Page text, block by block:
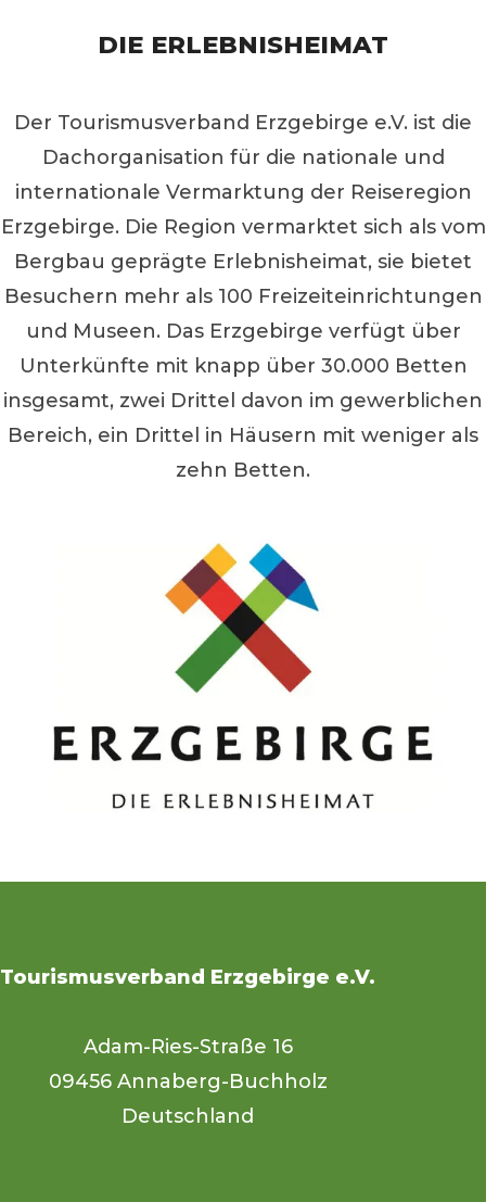
DIE ERLEBNISHEIMAT
Der Tourismusverband Erzgebirge e.V. ist die
Dachorganisation für die nationale und
internationale Vermarktung der Reiseregion
Erzgebirge. Die Region vermarktet sich als vom
Bergbau geprägte Erlebnisheimat, sie bietet
Besuchern mehr als 100 Freizeiteinrichtungen
und Museen. Das Erzgebirge verfügt über
Unterkünfte mit knapp über 30.000 Betten
insgesamt, zwei Drittel davon im gewerblichen
Bereich, ein Drittel in Häusern mit weniger als
zehn Betten.
Tourismusverband Erzgebirge e.V.
Adam-Ries-Straße 16
09456 Annaberg-Buchholz
Deutschland